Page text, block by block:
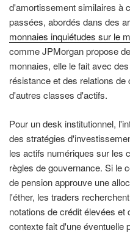
d'amortissement similaires à
passées, abordés dans des
monnaies inquiétudes sur le
comme JPMorgan propose
monnaies, elle le fait avec
résistance et des relations
d'autres classes d'actifs.
Pour un desk institutionnel,
des stratégies
les actifs numériques sur les
règles de gouvernance. Si le
de pension approuve une
l'éther, les traders
notations de crédit élevées
contexte fait d'une éventuelle